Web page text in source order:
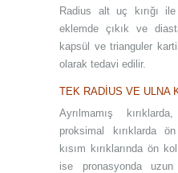
Radius alt uç kırığı
eklemde çıkık ve
kapsül ve trianguler
olarak tedavi edilir.
TEK RADİUS VE ULNA
Ayrılmamış
proksimal kırıklarda
kısım kırıklarında ön
ise pronasyonda